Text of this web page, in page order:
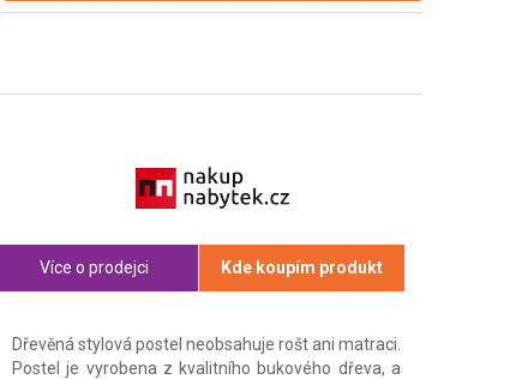
Více o prodejci Kde koupím produkt
Dřevěná stylová postel neobsahuje rošt ani matraci.
Postel je vyrobena z kvalitního bukového dřeva, a